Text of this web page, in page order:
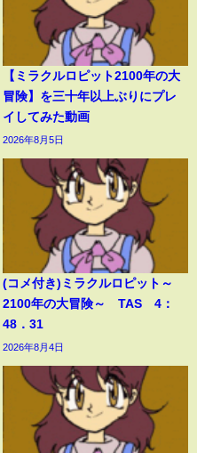
【ミラクルロピット2100年の大
冒険】を三十年以上ぶりにプレ
イしてみた動画
2026年8月5日
(コメ付き)ミラクルロピット～
2100年の大冒険～ TAS 4：
48．31
2026年8月4日